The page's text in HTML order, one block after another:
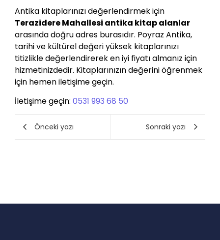
Antika kitaplarınızı değerlendirmek için
Terazidere Mahallesi antika kitap alanlar
arasında doğru adres burasıdır. Poyraz Antika,
tarihi ve kültürel değeri yüksek kitaplarınızı
titizlikle değerlendirerek en iyi fiyatı almanız için
hizmetinizdedir. Kitaplarınızın değerini öğrenmek
için hemen iletişime geçin.
İletişime geçin: 0531 993 68 50
Önceki yazı Sonraki yazı